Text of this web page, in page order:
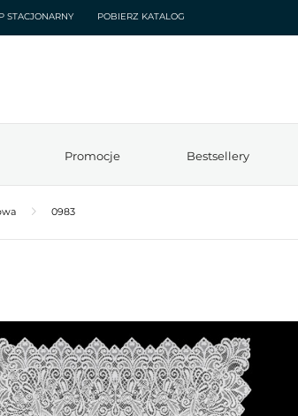
STACJONARNY POBIERZ KATALOG
Promocje Bestsellery
0983